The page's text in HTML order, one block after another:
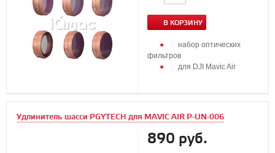
В КОРЗИНУ
набор оптических
фильтров
для DJI Mavic Air
Удлинитель шасси PGYTECH для MAVIC AIR P-UN-006
890 руб.